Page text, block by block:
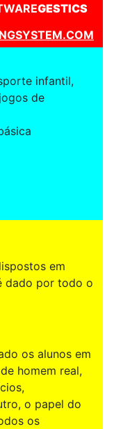
GESTICS
infantil,
de
em
dado por todo o
os alunos em
homem real,
o papel do
os